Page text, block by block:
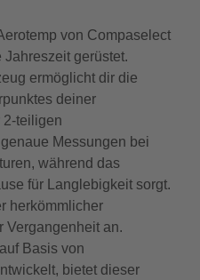
von Compaselect
Jahreszeit gerüstet.
ermöglicht dir die
deiner
2-teiligen
Messungen bei
während das
für Langlebigkeit sorgt.
herkömmlicher
Vergangenheit an.
Basis von
bietet dieser